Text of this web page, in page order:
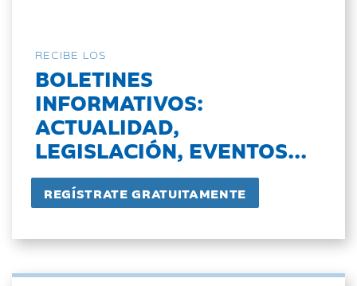
RECIBE LOS
BOLETINES
INFORMATIVOS:
ACTUALIDAD,
LEGISLACIÓN, EVENTOS...